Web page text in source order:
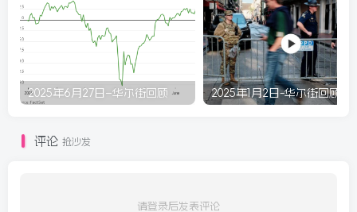
2025年6月27日–华尔街回顾 2025年1月2日-华尔街回顾
评论 抢沙发
请登录后发表评论